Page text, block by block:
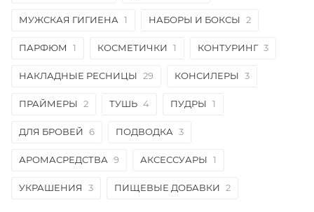
МУЖСКАЯ ГИГИЕНА 1 НАБОРЫ И БОКСЫ 2
ПАРФЮМ 1 КОСМЕТИЧКИ 1 КОНТУРИНГ 3
НАКЛАДНЫЕ РЕСНИЦЫ 29 КОНСИЛЕРЫ 3
ПРАЙМЕРЫ 2 ТУШЬ 4 ПУДРЫ 1
ДЛЯ БРОВЕЙ 6 ПОДВОДКА 3
АРОМАСРЕДСТВА 9 АКСЕССУАРЫ 1
УКРАШЕНИЯ 3 ПИЩЕВЫЕ ДОБАВКИ 2